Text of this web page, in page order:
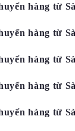
hàng từ
hàng từ
hàng từ
hàng từ
hàng từ